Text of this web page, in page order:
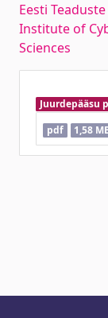
Eesti
Institute of
Sciences
Juurdepääsu
pdf
1,58